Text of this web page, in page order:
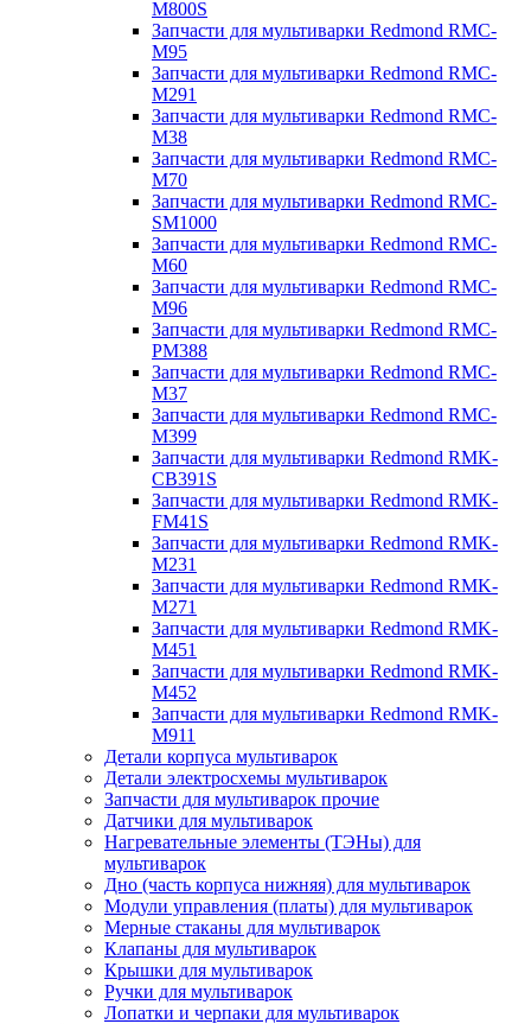
M800S
Запчасти для мультиварки Redmond RMC-
M95
Запчасти для мультиварки Redmond RMC-
M291
Запчасти для мультиварки Redmond RMC-
M38
Запчасти для мультиварки Redmond RMC-
M70
Запчасти для мультиварки Redmond RMC-
SM1000
Запчасти для мультиварки Redmond RMC-
M60
Запчасти для мультиварки Redmond RMC-
M96
Запчасти для мультиварки Redmond RMC-
PM388
Запчасти для мультиварки Redmond RMC-
M37
Запчасти для мультиварки Redmond RMC-
M399
Запчасти для мультиварки Redmond RMK-
CB391S
Запчасти для мультиварки Redmond RMK-
FM41S
Запчасти для мультиварки Redmond RMK-
M231
Запчасти для мультиварки Redmond RMK-
M271
Запчасти для мультиварки Redmond RMK-
M451
Запчасти для мультиварки Redmond RMK-
M452
Запчасти для мультиварки Redmond RMK-
M911
Детали корпуса мультиварок
Детали электросхемы мультиварок
Запчасти для мультиварок прочие
Датчики для мультиварок
Нагревательные элементы (ТЭНы) для
мультиварок
Дно (часть корпуса нижняя) для мультиварок
Модули управления (платы) для мультиварок
Мерные стаканы для мультиварок
Клапаны для мультиварок
Крышки для мультиварок
Ручки для мультиварок
Лопатки и черпаки для мультиварок